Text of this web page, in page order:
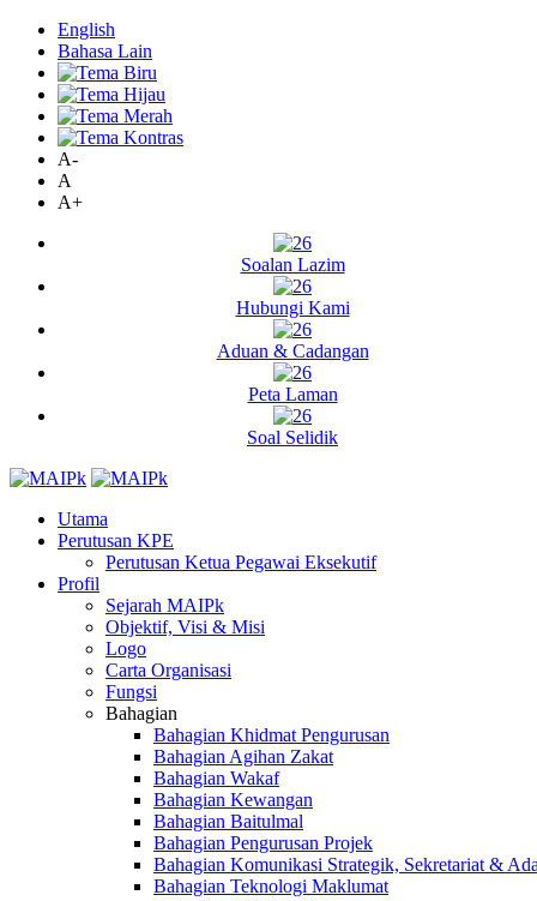
English
Bahasa Lain
A-
A
A+
Soalan Lazim
Hubungi Kami
Aduan & Cadangan
Peta Laman
Soal Selidik
Utama
Perutusan KPE
Perutusan Ketua Pegawai Eksekutif
Profil
Sejarah MAIPk
Objektif, Visi & Misi
Logo
Carta Organisasi
Fungsi
Bahagian
Bahagian Khidmat Pengurusan
Bahagian Agihan Zakat
Bahagian Wakaf
Bahagian Kewangan
Bahagian Baitulmal
Bahagian Pengurusan Projek
Bahagian Komunikasi Strategik, Sekretariat &
Bahagian Teknologi Maklumat